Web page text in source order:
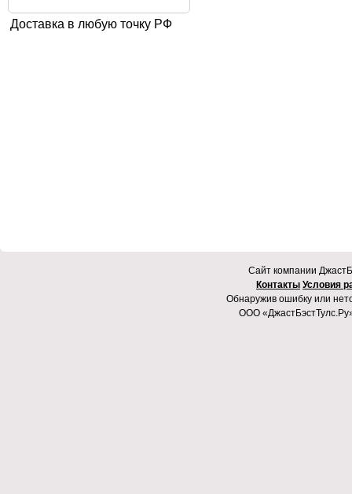
Доставка в любую точку РФ
Cайт компании
Контакты Условия
Обнаружив ошибку или
ООО